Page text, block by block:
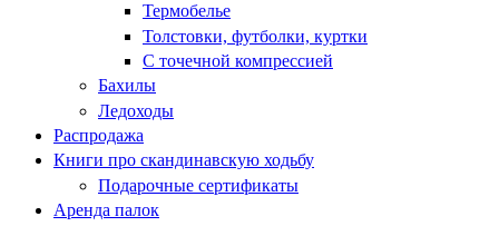
Термобелье
Толстовки, футболки, куртки
С точечной компрессией
Бахилы
Ледоходы
Распродажа
Книги про скандинавскую ходьбу
Подарочные сертификаты
Аренда палок